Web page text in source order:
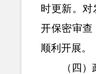
时更新。
开保密审
顺利开展。
（四